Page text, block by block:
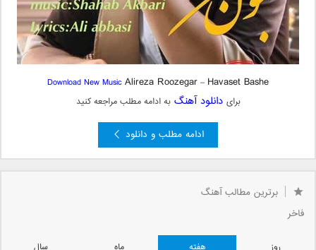
Download New MusicAlireza Roozegar– Havaset Bashe
برای دانلود آهنگ به ادامه مطلب مراجعه کنید
ادامه مطلب و دانلود
برترین مطالب آهنگ
فاخر